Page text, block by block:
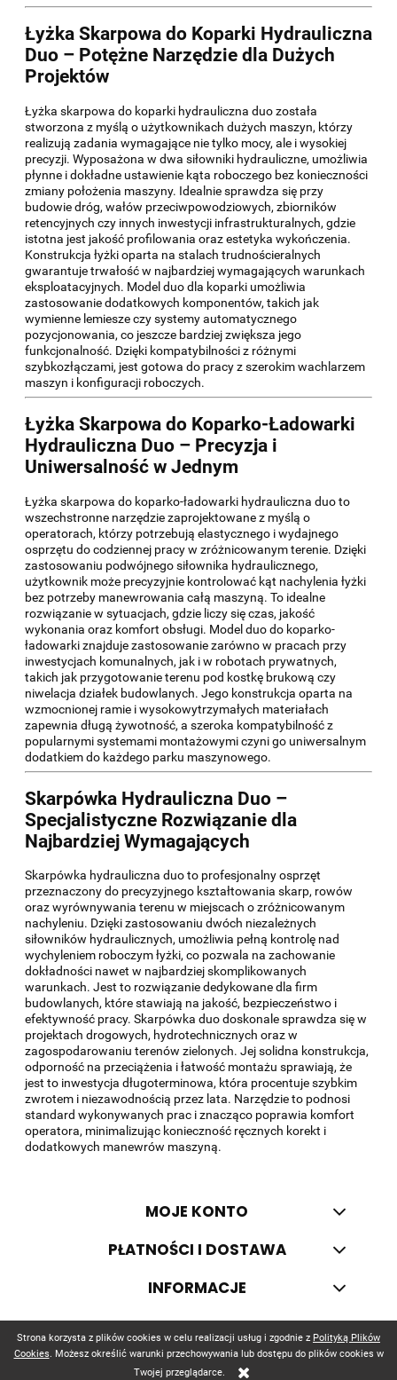
Strona korzysta z plików cookies w celu realizacji usług i zgodnie z Polityką Plików
Cookies. Możesz określić warunki przechowywania lub dostępu do plików cookies w
Twojej przeglądarce.
Łyżka Skarpowa do Koparki Hydrauliczna
Duo – Potężne Narzędzie dla Dużych
Projektów
Łyżka skarpowa do koparki hydrauliczna duo została
stworzona z myślą o użytkownikach dużych maszyn, którzy
realizują zadania wymagające nie tylko mocy, ale i wysokiej
precyzji. Wyposażona w dwa siłowniki hydrauliczne, umożliwia
płynne i dokładne ustawienie kąta roboczego bez konieczności
zmiany położenia maszyny. Idealnie sprawdza się przy
budowie dróg, wałów przeciwpowodziowych, zbiorników
retencyjnych czy innych inwestycji infrastrukturalnych, gdzie
istotna jest jakość profilowania oraz estetyka wykończenia.
Konstrukcja łyżki oparta na stalach trudnościeralnych
gwarantuje trwałość w najbardziej wymagających warunkach
eksploatacyjnych. Model duo dla koparki umożliwia
zastosowanie dodatkowych komponentów, takich jak
wymienne lemiesze czy systemy automatycznego
pozycjonowania, co jeszcze bardziej zwiększa jego
funkcjonalność. Dzięki kompatybilności z różnymi
szybkozłączami, jest gotowa do pracy z szerokim wachlarzem
maszyn i konfiguracji roboczych.
Łyżka Skarpowa do Koparko-Ładowarki
Hydrauliczna Duo – Precyzja i
Uniwersalność w Jednym
Łyżka skarpowa do koparko-ładowarki hydrauliczna duo to
wszechstronne narzędzie zaprojektowane z myślą o
operatorach, którzy potrzebują elastycznego i wydajnego
osprzętu do codziennej pracy w zróżnicowanym terenie. Dzięki
zastosowaniu podwójnego siłownika hydraulicznego,
użytkownik może precyzyjnie kontrolować kąt nachylenia łyżki
bez potrzeby manewrowania całą maszyną. To idealne
rozwiązanie w sytuacjach, gdzie liczy się czas, jakość
wykonania oraz komfort obsługi. Model duo do koparko-
ładowarki znajduje zastosowanie zarówno w pracach przy
inwestycjach komunalnych, jak i w robotach prywatnych,
takich jak przygotowanie terenu pod kostkę brukową czy
niwelacja działek budowlanych. Jego konstrukcja oparta na
wzmocnionej ramie i wysokowytrzymałych materiałach
zapewnia długą żywotność, a szeroka kompatybilność z
popularnymi systemami montażowymi czyni go uniwersalnym
dodatkiem do każdego parku maszynowego.
Skarpówka Hydrauliczna Duo –
Specjalistyczne Rozwiązanie dla
Najbardziej Wymagających
Skarpówka hydrauliczna duo to profesjonalny osprzęt
przeznaczony do precyzyjnego kształtowania skarp, rowów
oraz wyrównywania terenu w miejscach o zróżnicowanym
nachyleniu. Dzięki zastosowaniu dwóch niezależnych
siłowników hydraulicznych, umożliwia pełną kontrolę nad
wychyleniem roboczym łyżki, co pozwala na zachowanie
dokładności nawet w najbardziej skomplikowanych
warunkach. Jest to rozwiązanie dedykowane dla firm
budowlanych, które stawiają na jakość, bezpieczeństwo i
efektywność pracy. Skarpówka duo doskonale sprawdza się w
projektach drogowych, hydrotechnicznych oraz w
zagospodarowaniu terenów zielonych. Jej solidna konstrukcja,
odporność na przeciążenia i łatwość montażu sprawiają, że
jest to inwestycja długoterminowa, która procentuje szybkim
zwrotem i niezawodnością przez lata. Narzędzie to podnosi
standard wykonywanych prac i znacząco poprawia komfort
operatora, minimalizując konieczność ręcznych korekt i
dodatkowych manewrów maszyną.
MOJE KONTO
PŁATNOŚCI I DOSTAWA
INFORMACJE
O NAS
szablony sklepuShopcademy dla